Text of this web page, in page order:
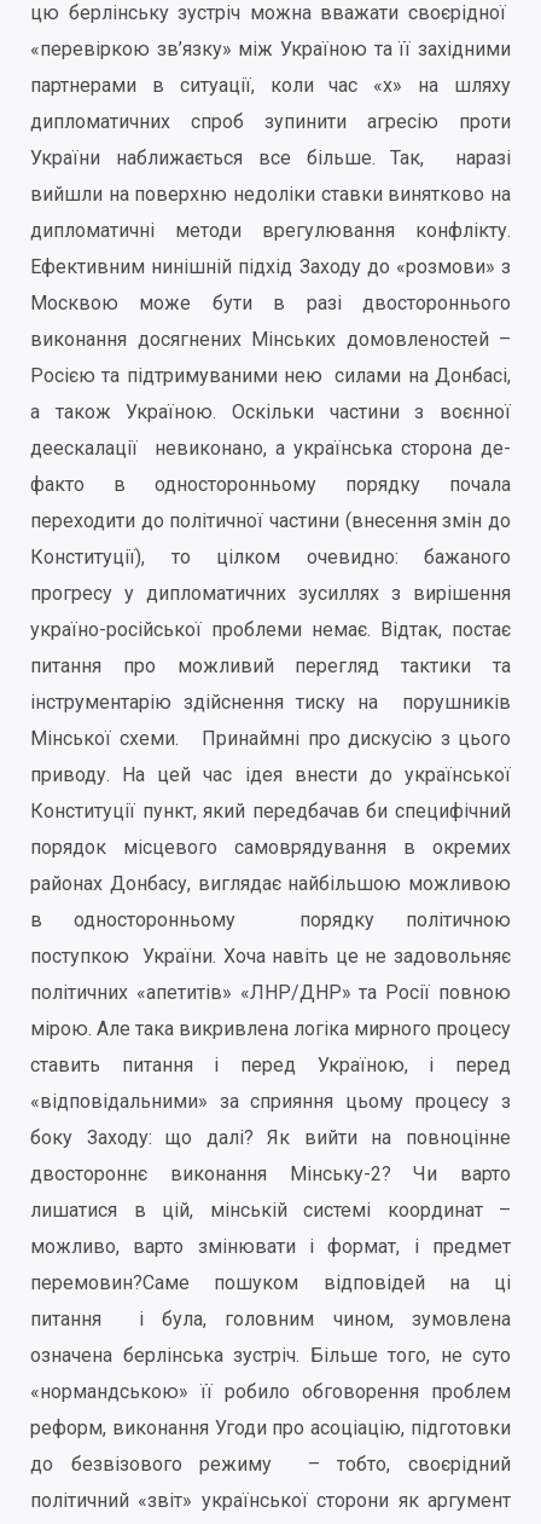
цю берлінську зустріч можна вважати своєрідної
«перевіркою зв’язку» між Україною та її західними
партнерами в ситуації, коли час «х» на шляху
дипломатичних спроб зупинити агресію проти
України наближається все більше. Так, наразі
вийшли на поверхню недоліки ставки винятково на
дипломатичні методи врегулювання конфлікту.
Ефективним нинішній підхід Заходу до «розмови» з
Москвою може бути в разі двостороннього
виконання досягнених Мінських домовленостей –
Росією та підтримуваними нею силами на Донбасі,
а також Україною. Оскільки частини з воєнної
деескалації невиконано, а українська сторона де-
факто в односторонньому порядку почала
переходити до політичної частини (внесення змін до
Конституції), то цілком очевидно: бажаного
прогресу у дипломатичних зусиллях з вирішення
україно-російської проблеми немає. Відтак, постає
питання про можливий перегляд тактики та
інструментарію здійснення тиску на порушників
Мінської схеми. Принаймні про дискусію з цього
приводу. На цей час ідея внести до української
Конституції пункт, який передбачав би специфічний
порядок місцевого самоврядування в окремих
районах Донбасу, виглядає найбільшою можливою
в односторонньому порядку політичною
поступкою України. Хоча навіть це не задовольняє
політичних «апетитів» «ЛНР/ДНР» та Росії повною
мірою. Але така викривлена логіка мирного процесу
ставить питання і перед Україною, і перед
«відповідальними» за сприяння цьому процесу з
боку Заходу: що далі? Як вийти на повноцінне
двостороннє виконання Мінську-2? Чи варто
лишатися в цій, мінській системі координат –
можливо, варто змінювати і формат, і предмет
перемовин?Саме пошуком відповідей на ці
питання і була, головним чином, зумовлена
означена берлінська зустріч. Більше того, не суто
«нормандською» її робило обговорення проблем
реформ, виконання Угоди про асоціацію, підготовки
до безвізового режиму – тобто, своєрідний
політичний «звіт» української сторони як аргумент